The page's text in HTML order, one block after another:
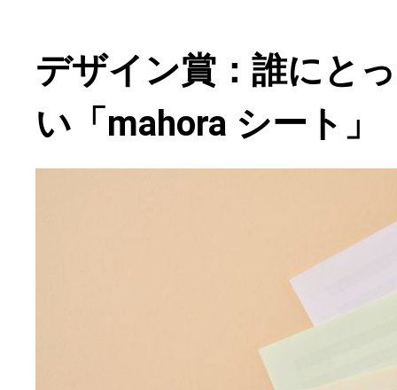
デザイン賞：誰にと
い「mahora シート」